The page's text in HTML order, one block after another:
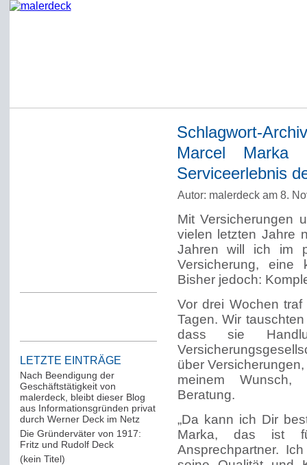
LETZTE EINTRÄGE
Nach Beendigung der
Geschäftstätigkeit von
malerdeck, bleibt dieser Blog
aus Informationsgründen privat
durch Werner Deck im Netz
Die Gründerväter von 1917:
Fritz und Rudolf Deck
(kein Titel)
Schlagwort-
Marcel Marka
Serviceerlebnis
Autor: malerdeck am 8.
Mit Versicherungen
vielen letzten Jahre
Jahren will ich im
Versicherung, eine
Bisher jedoch:
Vor drei Wochen
Tagen. Wir
dass sie
über
meinem Wunsch,
Beratung.
„Da kann ich Dir
Marka, das ist
Ansprechpartner.